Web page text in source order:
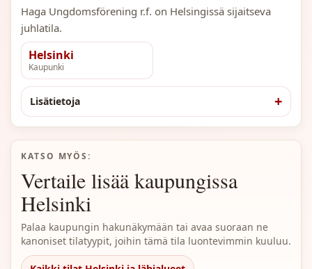
Haga Ungdomsförening r.f. on Helsingissä sijaitseva
juhlatila.
Helsinki
Kaupunki
Lisätietoja
KATSO MYÖS:
Vertaile lisää kaupungissa
Helsinki
Palaa kaupungin hakunäkymään tai avaa suoraan ne
kanoniset tilatyypit, joihin tämä tila luontevimmin kuuluu.